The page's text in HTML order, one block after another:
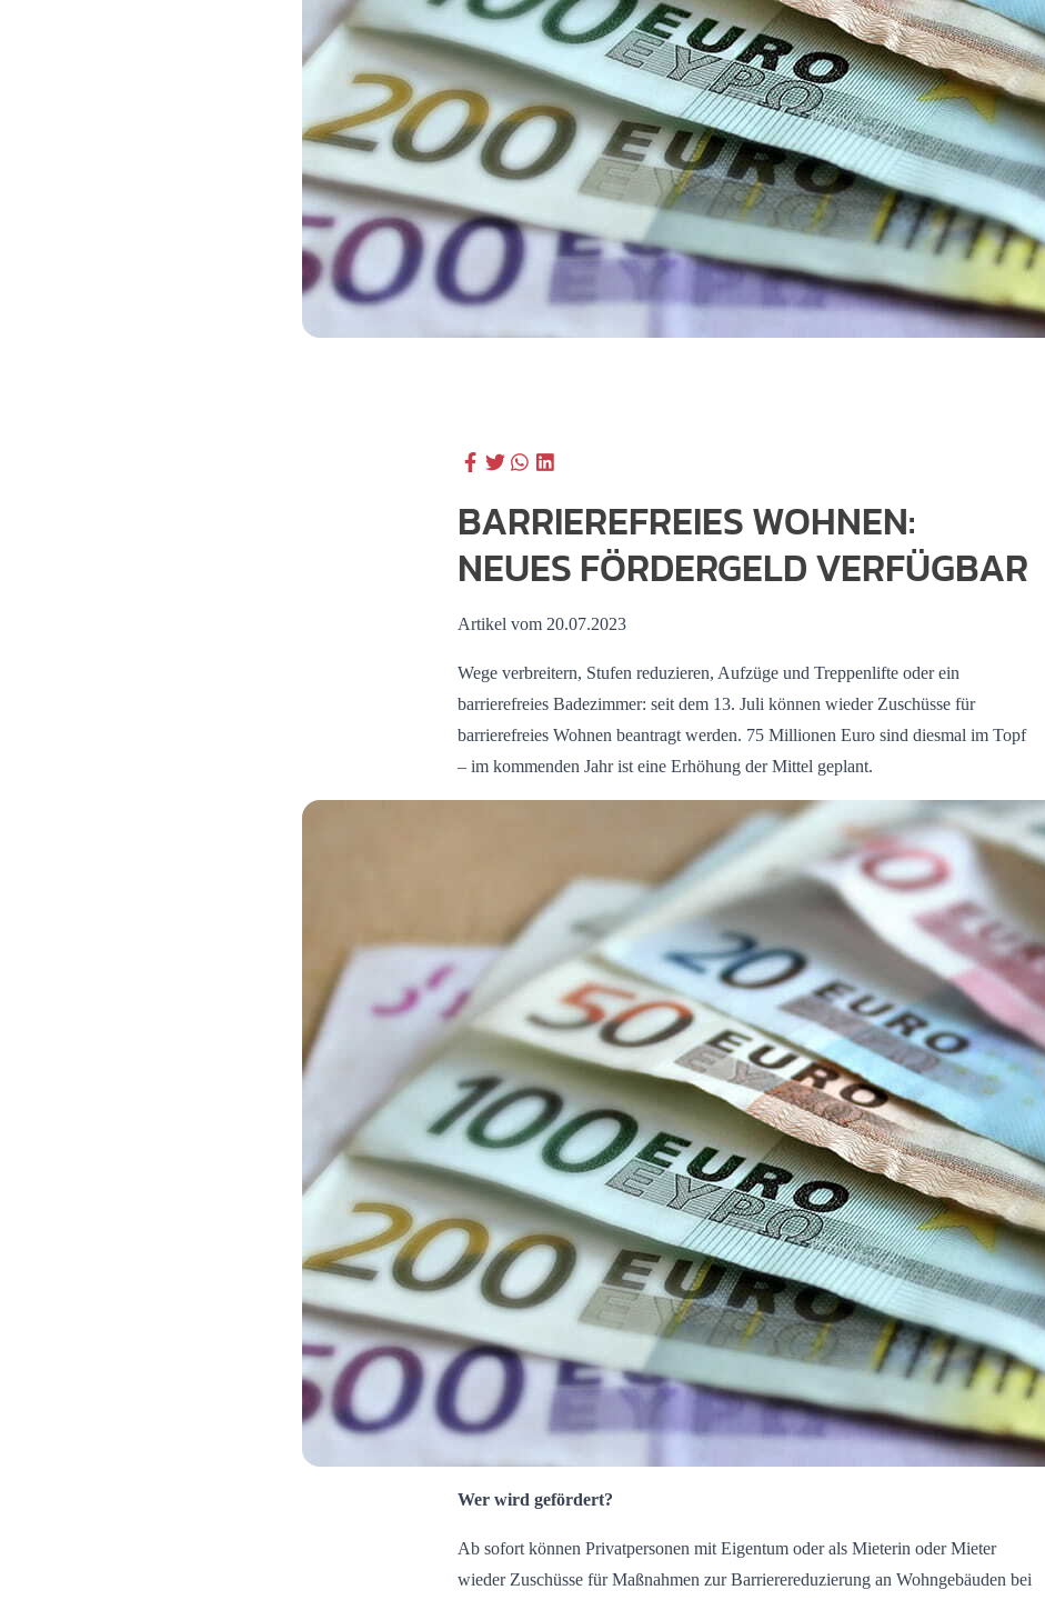
BARRIEREFREIES WOHNEN:
NEUES FÖRDERGELD VERFÜGBAR
Artikel vom 20.07.2023
Wege verbreitern, Stufen reduzieren, Aufzüge und Treppenlifte oder ein
barrierefreies Badezimmer: seit dem 13. Juli können wieder Zuschüsse für
barrierefreies Wohnen beantragt werden. 75 Millionen Euro sind diesmal im Topf
– im kommenden Jahr ist eine Erhöhung der Mittel geplant.
Wer wird gefördert?
Ab sofort können Privatpersonen mit Eigentum oder als Mieterin oder Mieter
wieder Zuschüsse für Maß­nahmen zur Barriere­reduzierung an Wohn­gebäuden bei